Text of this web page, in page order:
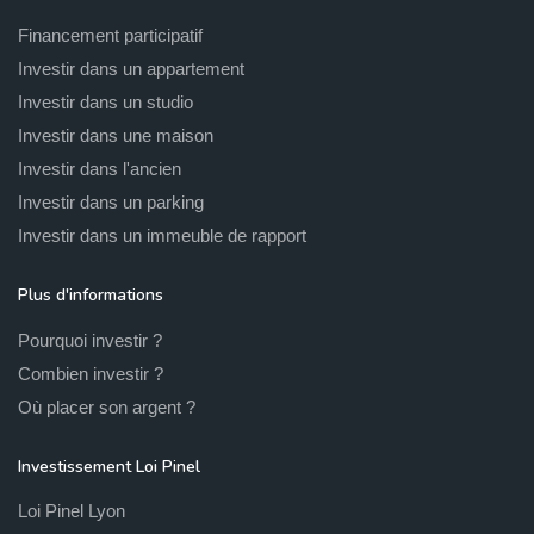
Financement participatif
Investir dans un appartement
Investir dans un studio
Investir dans une maison
Investir dans l'ancien
Investir dans un parking
Investir dans un immeuble de rapport
Plus d'informations
Pourquoi investir ?
Combien investir ?
Où placer son argent ?
Investissement Loi Pinel
Loi Pinel Lyon